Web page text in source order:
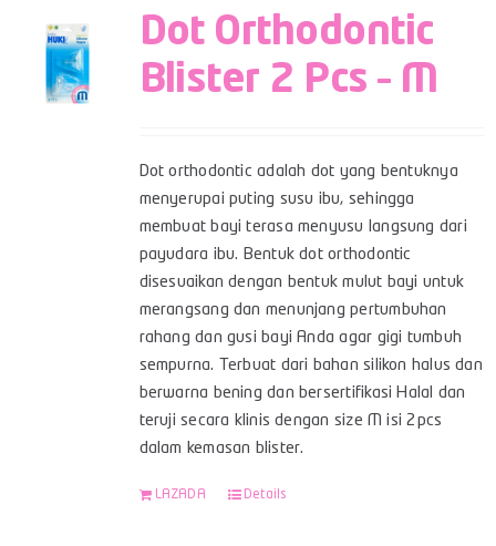
Dot Orthodontic
Blister 2 Pcs – M
Dot orthodontic adalah dot yang bentuknya
menyerupai puting susu ibu, sehingga
membuat bayi terasa menyusu langsung dari
payudara ibu. Bentuk dot orthodontic
disesuaikan dengan bentuk mulut bayi untuk
merangsang dan menunjang pertumbuhan
rahang dan gusi bayi Anda agar gigi tumbuh
sempurna. Terbuat dari bahan silikon halus dan
berwarna bening dan bersertifikasi Halal dan
teruji secara klinis dengan size M isi 2pcs
dalam kemasan blister.
LAZADA Details